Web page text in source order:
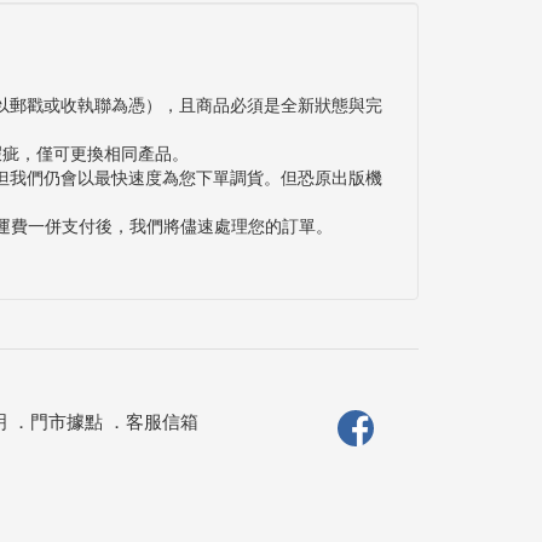
戳或收執聯為憑），且商品必須是全新狀態與完
，僅可更換相同產品。
們仍會以最快速度為您下單調貨。但恐原出版機
一併支付後，我們將儘速處理您的訂單。
． 門市據點． 客服信箱